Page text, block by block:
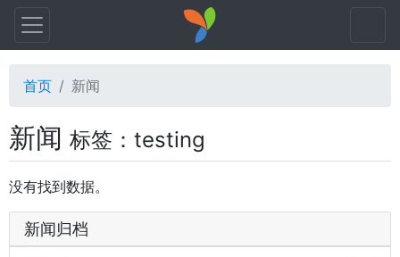
首页 新闻
新闻 标签：testing
没有找到数据。
新闻归档